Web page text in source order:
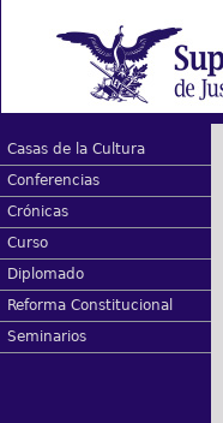
Casas de la Cultura
Conferencias
Crónicas
Curso
Diplomado
Reforma Constitucional
Seminarios